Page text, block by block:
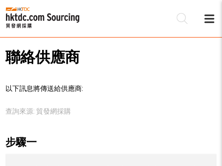
聯絡供應商
以下訊息將傳送給供應商:
查詢來源: 貿發網採購
步驟一